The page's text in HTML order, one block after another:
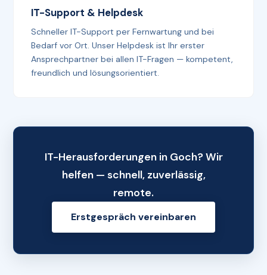
IT-Support & Helpdesk
Schneller IT-Support per Fernwartung und bei
Bedarf vor Ort. Unser Helpdesk ist Ihr erster
Ansprechpartner bei allen IT-Fragen — kompetent,
freundlich und lösungsorientiert.
IT-Herausforderungen in Goch? Wir
helfen — schnell, zuverlässig,
remote.
Erstgespräch vereinbaren